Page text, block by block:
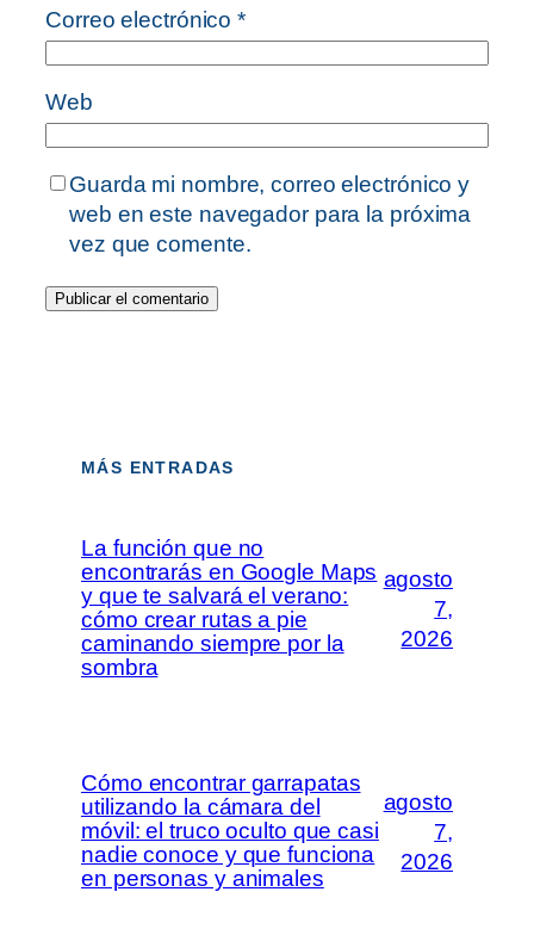
Correo electrónico*
Web
Guarda mi nombre, correo electrónico y
web en este navegador para la próxima
vez que comente.
MÁS ENTRADAS
La función que no
encontrarás en Google Maps
y que te salvará el verano:
cómo crear rutas a pie
caminando siempre por la
sombra
agosto
7,
2026
Cómo encontrar garrapatas
utilizando la cámara del
móvil: el truco oculto que casi
nadie conoce y que funciona
en personas y animales
agosto
7,
2026